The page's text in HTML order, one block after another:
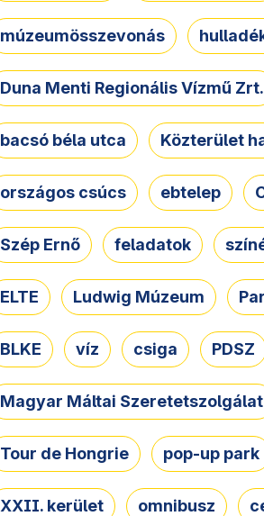
múzeumösszevonás
Duna Menti Regionális Vízmű Zrt.
bacsó béla utca Közterület
országos csúcs ebtelep
Szép Ernő feladatok
ELTE Ludwig Múzeum
BLKE víz csiga PDSZ
Magyar Máltai Szeretetszolgálat
Tour de Hongrie pop-up park
XXII. kerület omnibusz